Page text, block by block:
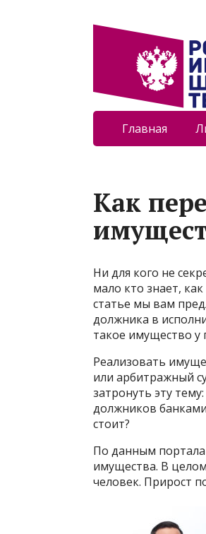
Главная
Как
Ни для кого не
мало кто знает,
статье мы вам
должника в
такое имущество у
Реализовать
или арбитражный
затронуть эту
должников
стоит?
По данным портала
имущества. В
человек. Прирост